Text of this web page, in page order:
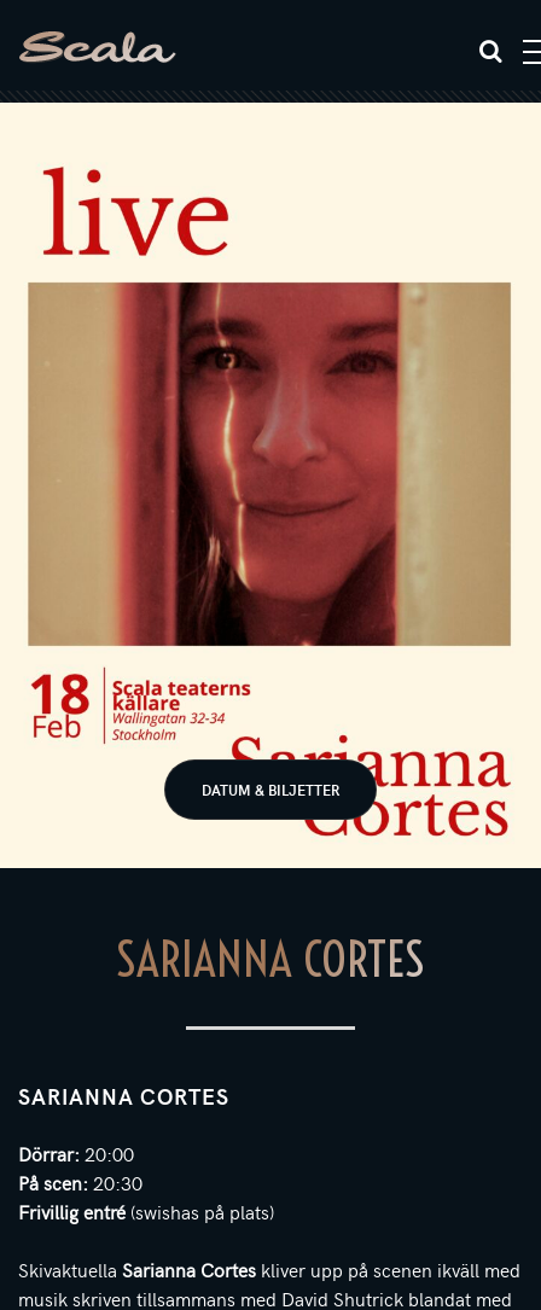
DATUM & BILJETTER
SARIANNA CORTES
SARIANNA CORTES
Dörrar: 20:00
På scen: 20:30
Frivillig entré (swishas på plats)
Skivaktuella Sarianna Cortes kliver upp på scenen ikväll med
musik skriven tillsammans med David Shutrick blandat med